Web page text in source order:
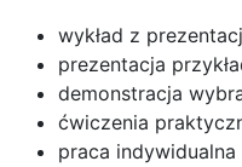
wykład z
prezentacja
demonstracja
ćwiczenia
praca